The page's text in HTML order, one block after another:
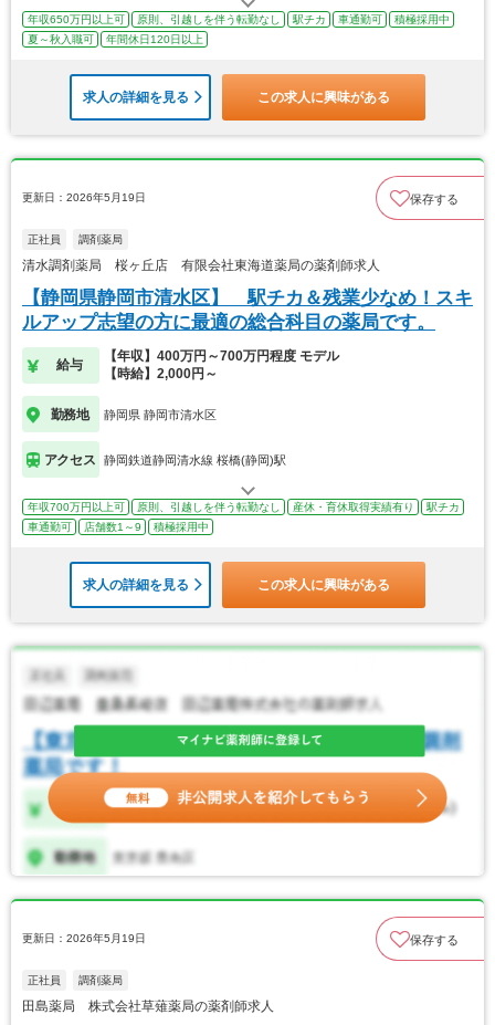
年収650万円以上可 原則、引越しを伴う転勤なし 駅チカ 車通勤可
積極採用中
夏～秋入職可
年間休日120日以上
求人の詳細を見る この求人に興味がある
更新日：2026年5月19日 保存する
正社員 調剤薬局
清水調剤薬局 桜ヶ丘店 有限会社東海道薬局の薬剤師求人
【静岡県静岡市清水区】 駅チカ＆残業少なめ！スキ
ルアップ志望の方に最適の総合科目の薬局です。
給与
【年収】400万円～700万円程度 モデル
【時給】2,000円～
勤務地 静岡県 静岡市清水区
アクセス 静岡鉄道静岡清水線 桜橋(静岡)駅
年収700万円以上可 原則、引越しを伴う転勤なし 産休・育休取得実績有り
駅チカ
車通勤可
店舗数1～9 積極採用中
求人の詳細を見る この求人に興味がある
更新日：2026年5月19日 保存する
正社員 調剤薬局
田島薬局 株式会社草薙薬局の薬剤師求人